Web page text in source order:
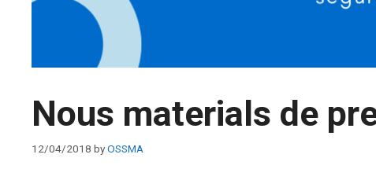
Nous materials de
12/04/2018 byOSSMA